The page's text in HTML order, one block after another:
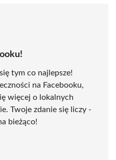
tym co najlepsze!
na Facebooku,
więcej o lokalnych
Twoje zdanie się liczy -
bieżąco!